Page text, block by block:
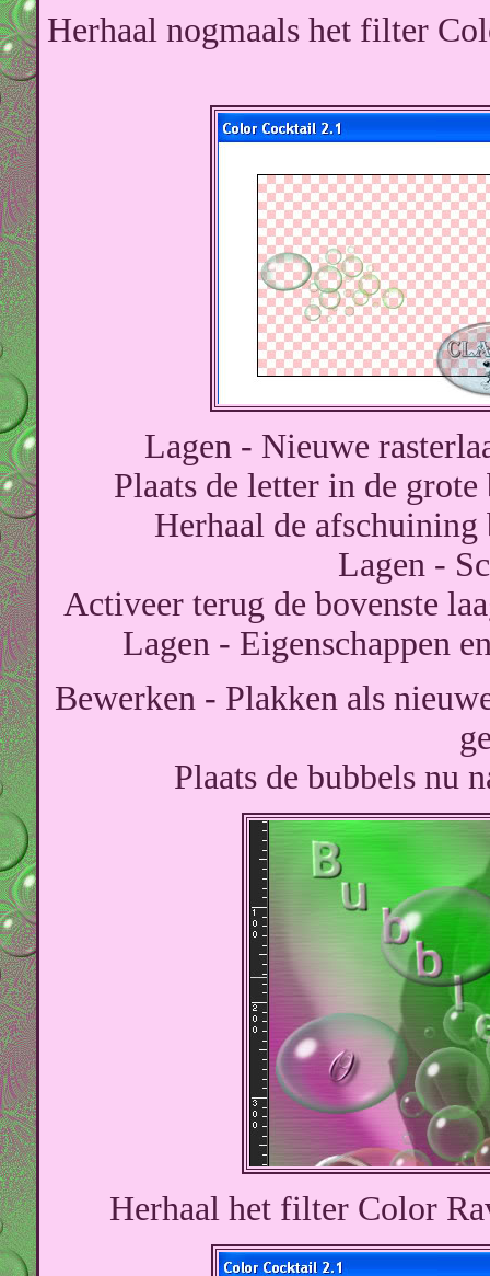
Herhaal nogmaals het filter
Lagen - Nieuwe
Plaats de letter in de
Herhaal de afschuining
Lagen -
Activeer terug de bovenste
Lagen - Eigenschappen
Bewerken - Plakken als
Plaats de bubbels nu
Herhaal het filter Color